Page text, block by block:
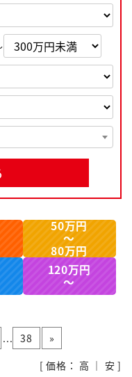
50万円
～
80万円
120万円
～
... 38 »
[ 価格： 高 ｜ 安 ]